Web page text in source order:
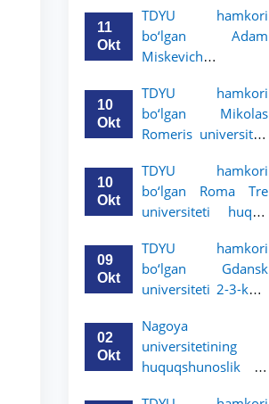
uchun akademik
mobillik dasturini
e’lon qildi
11
Okt
TDYU hamkori
bo‘lgan Adam
Miskevich
bosqich talabalari
uchun akademik
mobillik dasturini
10
Okt
TDYU hamkori
bo‘lgan Mikolas
Romeris universiteti
uchun akademik
mobillik dasturini
e’lon qildi
10
Okt
TDYU hamkori
bo‘lgan Roma Tre
universiteti huquq
talabalari uchun
akademik mobillik
dasturini e’lon qildi
09
Okt
TDYU hamkori
bo‘lgan Gdansk
universiteti 2-3-kurs
akademik mobillik
dasturini e’lon qildi
02
Okt
Nagoya
universitetining
huquqshunoslik va